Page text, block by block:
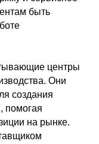
быть
центры
Они
создания
помогая
на рынке.